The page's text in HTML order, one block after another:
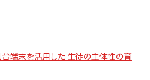
端末を活用した 生徒の主体性の育